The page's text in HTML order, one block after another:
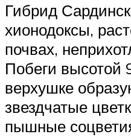
Гибрид
хионодоксы,
почвах,
Побеги высотой
верхушке
звездчатые
пышные